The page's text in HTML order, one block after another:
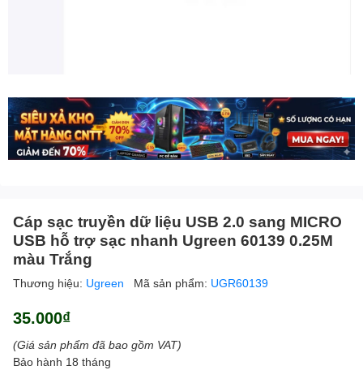
Cáp sạc truyền dữ liệu USB 2.0 sang MICRO
USB hỗ trợ sạc nhanh Ugreen 60139 0.25M
màu Trắng
Thương hiệu: Ugreen Mã sản phẩm: UGR60139
35.000₫
(Giá sản phẩm đã bao gồm VAT)
Bảo hành 18 tháng